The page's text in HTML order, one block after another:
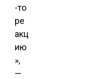
-то
ре
акц
ию
»,
—